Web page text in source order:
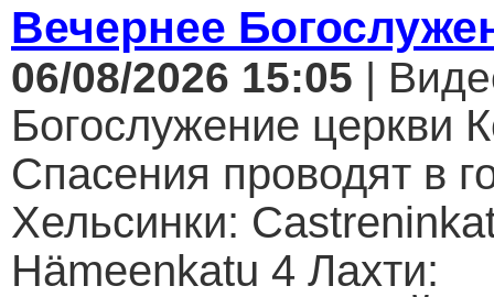
Вечернее
06/08/2026 15:05 |
Богослужение церкви
Спасения проводят в
Хельсинки:
Hämeenkatu 4 Лахти: